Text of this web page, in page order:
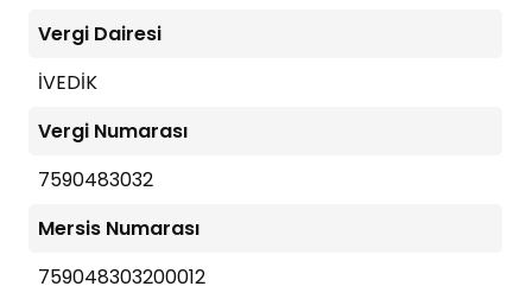
Vergi Dairesi
İVEDİK
Vergi Numarası
7590483032
Mersis Numarası
759048303200012